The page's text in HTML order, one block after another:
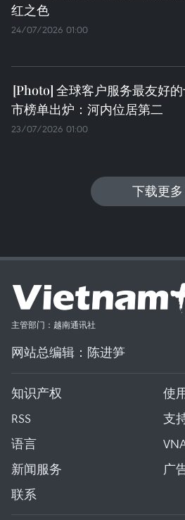
红之色
24/07/2026 01:00
全球客户服务最友好
市榜单出炉：河内位居第二
23/07/2026 01:00
下载更多
主管部门：越南通讯社
网站总编辑：陈进笋
知识产权
使
RSS
支
语言
新闻服务
广
联系